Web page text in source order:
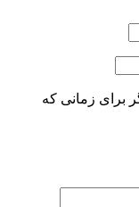
برای زمانی که